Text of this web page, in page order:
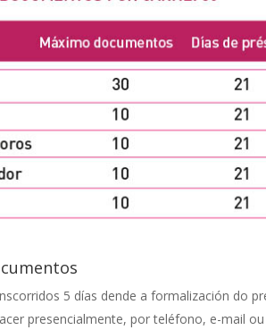
5 días dende a formalización do
presencialmente, por teléfono, e-mail